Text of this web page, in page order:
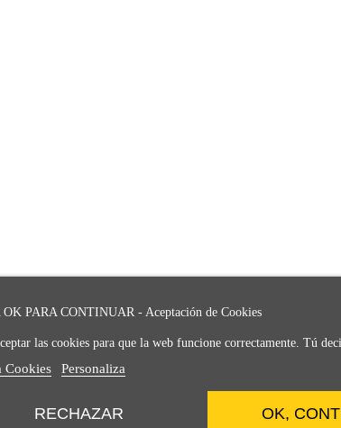
PARA CONTINUAR - Aceptación de Cookies
las cookies para que la web funcione correctamente. Tú
Cookies Personaliza
RECHAZAR OK,